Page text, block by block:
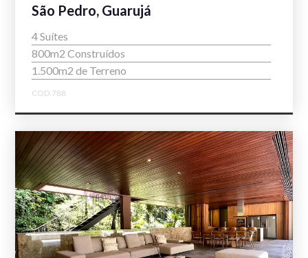
São Pedro, Guarujá
4 Suítes
800m2 Construídos
1.500m2 de Terreno
COD.788